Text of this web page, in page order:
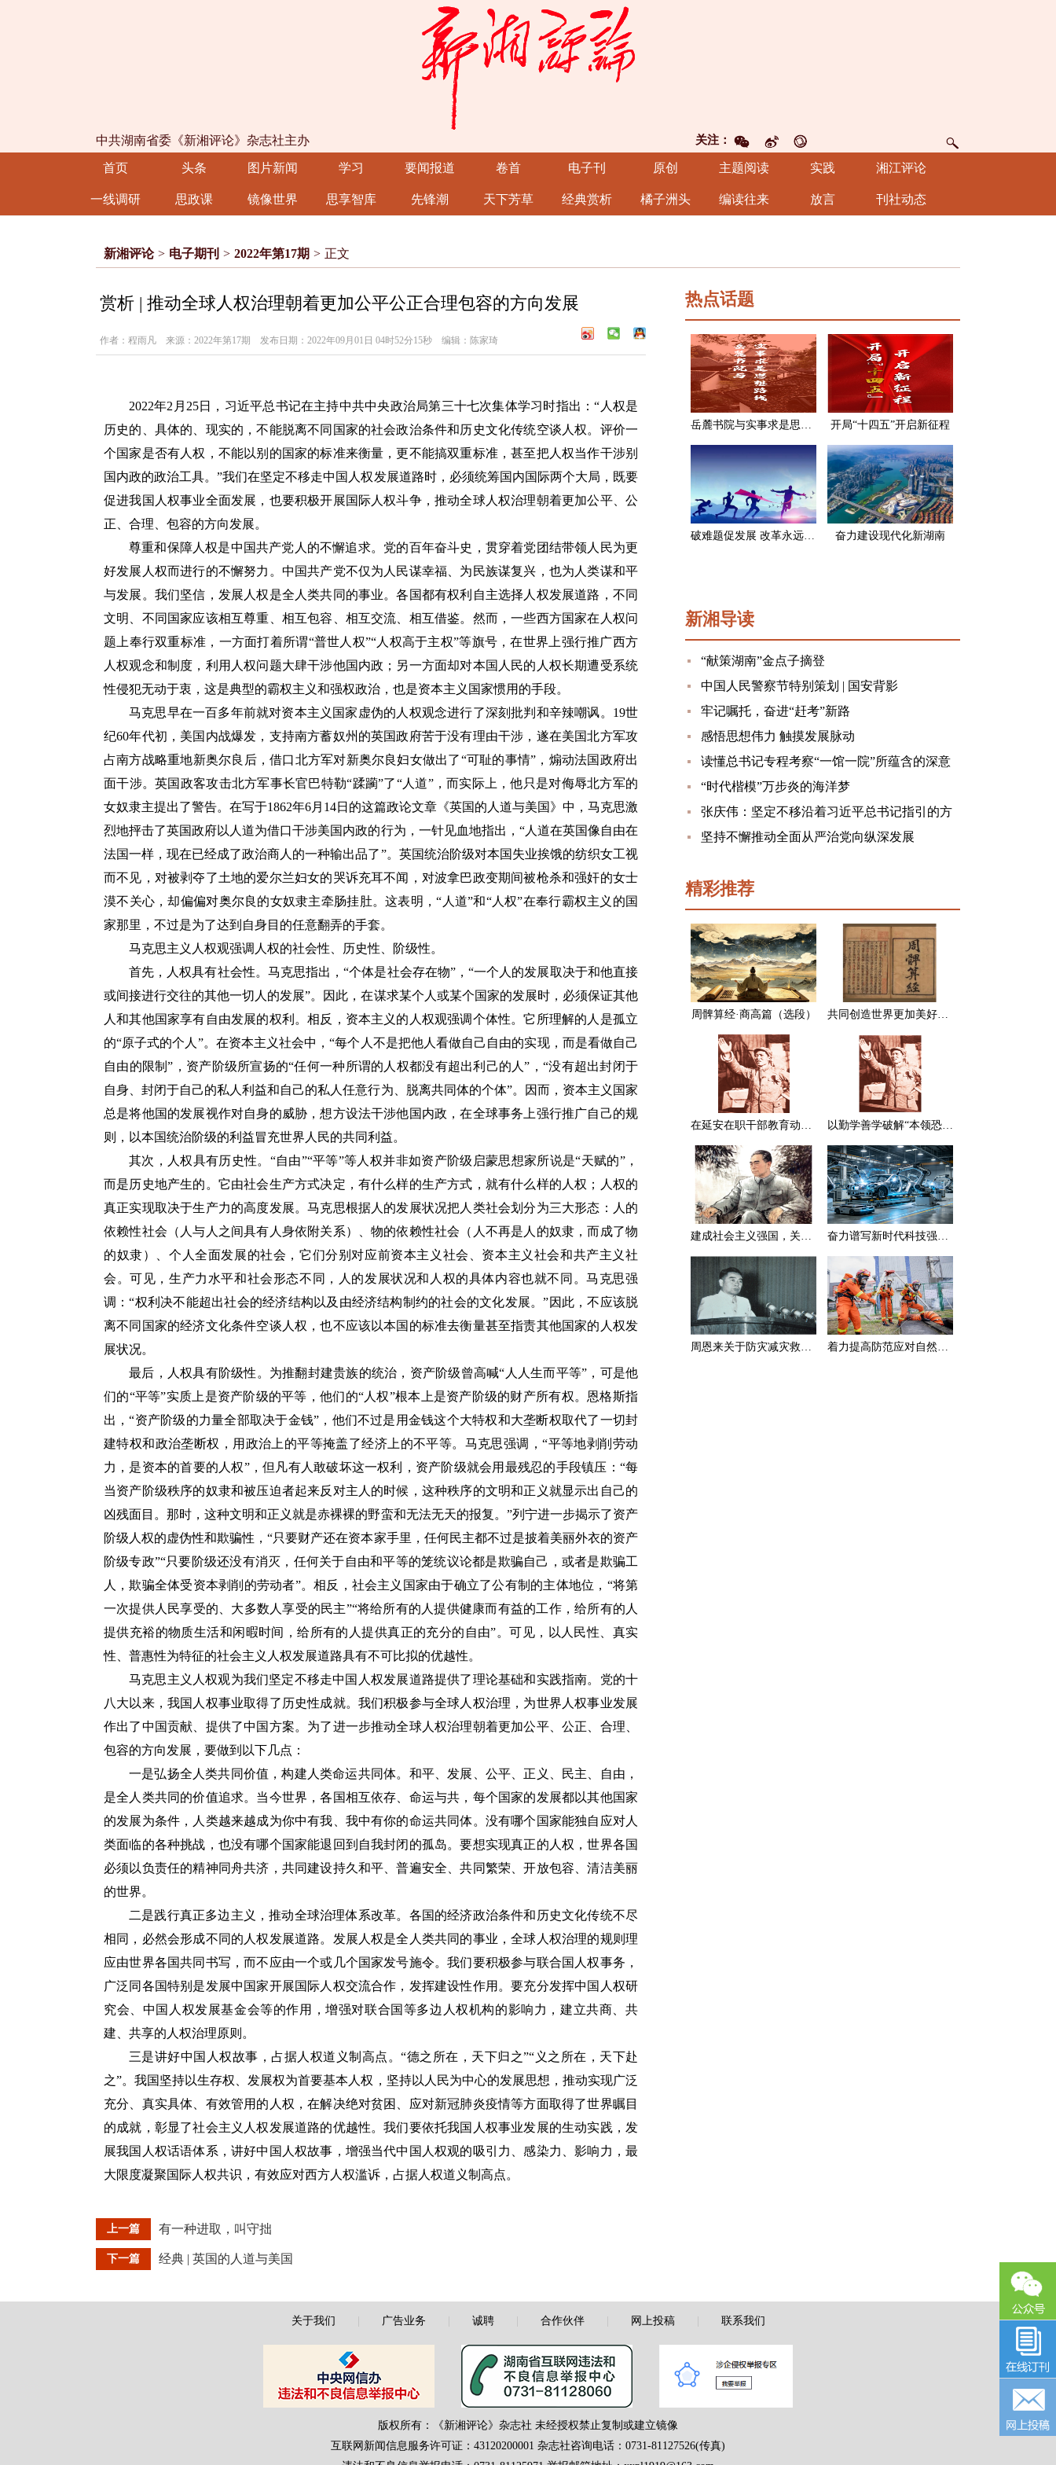
关注：
中共湖南省委《新湘评论》杂志社主办
首页 头条 图片新闻 学习 要闻报道 卷首 电子刊 原创 主题阅读 实践 湘江评论
一线调研 思政课 镜像世界 思享智库 先锋潮 天下芳草 经典赏析 橘子洲头 编读往来 放言 刊社动态
新湘评论 > 电子期刊 > 2022年第17期 > 正文
赏析 | 推动全球人权治理朝着更加公平公正合理包容的方向发展
作者：程雨凡 来源：2022年第17期 发布日期：2022年09月01日 04时52分15秒 编辑：陈家琦
2022年2月25日，习近平总书记在主持中共中央政治局第三十七次集体学习时指出：“人权是
历史的、具体的、现实的，不能脱离不同国家的社会政治条件和历史文化传统空谈人权。评价一
个国家是否有人权，不能以别的国家的标准来衡量，更不能搞双重标准，甚至把人权当作干涉别
国内政的政治工具。”我们在坚定不移走中国人权发展道路时，必须统筹国内国际两个大局，既要
促进我国人权事业全面发展，也要积极开展国际人权斗争，推动全球人权治理朝着更加公平、公
正、合理、包容的方向发展。
尊重和保障人权是中国共产党人的不懈追求。党的百年奋斗史，贯穿着党团结带领人民为更
好发展人权而进行的不懈努力。中国共产党不仅为人民谋幸福、为民族谋复兴，也为人类谋和平
与发展。我们坚信，发展人权是全人类共同的事业。各国都有权利自主选择人权发展道路，不同
文明、不同国家应该相互尊重、相互包容、相互交流、相互借鉴。然而，一些西方国家在人权问
题上奉行双重标准，一方面打着所谓“普世人权”“人权高于主权”等旗号，在世界上强行推广西方
人权观念和制度，利用人权问题大肆干涉他国内政；另一方面却对本国人民的人权长期遭受系统
性侵犯无动于衷，这是典型的霸权主义和强权政治，也是资本主义国家惯用的手段。
马克思早在一百多年前就对资本主义国家虚伪的人权观念进行了深刻批判和辛辣嘲讽。19世
纪60年代初，美国内战爆发，支持南方蓄奴州的英国政府苦于没有理由干涉，遂在美国北方军攻
占南方战略重地新奥尔良后，借口北方军对新奥尔良妇女做出了“可耻的事情”，煽动法国政府出
面干涉。英国政客攻击北方军事长官巴特勒“蹂躏”了“人道”，而实际上，他只是对侮辱北方军的
女奴隶主提出了警告。在写于1862年6月14日的这篇政论文章《英国的人道与美国》中，马克思激
烈地抨击了英国政府以人道为借口干涉美国内政的行为，一针见血地指出，“人道在英国像自由在
法国一样，现在已经成了政治商人的一种输出品了”。英国统治阶级对本国失业挨饿的纺织女工视
而不见，对被剥夺了土地的爱尔兰妇女的哭诉充耳不闻，对波拿巴政变期间被枪杀和强奸的女士
漠不关心，却偏偏对奥尔良的女奴隶主牵肠挂肚。这表明，“人道”和“人权”在奉行霸权主义的国
家那里，不过是为了达到自身目的任意翻弄的手套。
马克思主义人权观强调人权的社会性、历史性、阶级性。
首先，人权具有社会性。马克思指出，“个体是社会存在物”，“一个人的发展取决于和他直接
或间接进行交往的其他一切人的发展”。因此，在谋求某个人或某个国家的发展时，必须保证其他
人和其他国家享有自由发展的权利。相反，资本主义的人权观强调个体性。它所理解的人是孤立
的“原子式的个人”。在资本主义社会中，“每个人不是把他人看做自己自由的实现，而是看做自己
自由的限制”，资产阶级所宣扬的“任何一种所谓的人权都没有超出利己的人”，“没有超出封闭于
自身、封闭于自己的私人利益和自己的私人任意行为、脱离共同体的个体”。因而，资本主义国家
总是将他国的发展视作对自身的威胁，想方设法干涉他国内政，在全球事务上强行推广自己的规
则，以本国统治阶级的利益冒充世界人民的共同利益。
其次，人权具有历史性。“自由”“平等”等人权并非如资产阶级启蒙思想家所说是“天赋的”，
而是历史地产生的。它由社会生产方式决定，有什么样的生产方式，就有什么样的人权；人权的
真正实现取决于生产力的高度发展。马克思根据人的发展状况把人类社会划分为三大形态：人的
依赖性社会（人与人之间具有人身依附关系）、物的依赖性社会（人不再是人的奴隶，而成了物
的奴隶）、个人全面发展的社会，它们分别对应前资本主义社会、资本主义社会和共产主义社
会。可见，生产力水平和社会形态不同，人的发展状况和人权的具体内容也就不同。马克思强
调：“权利决不能超出社会的经济结构以及由经济结构制约的社会的文化发展。”因此，不应该脱
离不同国家的经济文化条件空谈人权，也不应该以本国的标准去衡量甚至指责其他国家的人权发
展状况。
最后，人权具有阶级性。为推翻封建贵族的统治，资产阶级曾高喊“人人生而平等”，可是他
们的“平等”实质上是资产阶级的平等，他们的“人权”根本上是资产阶级的财产所有权。恩格斯指
出，“资产阶级的力量全部取决于金钱”，他们不过是用金钱这个大特权和大垄断权取代了一切封
建特权和政治垄断权，用政治上的平等掩盖了经济上的不平等。马克思强调，“平等地剥削劳动
力，是资本的首要的人权”，但凡有人敢破坏这一权利，资产阶级就会用最残忍的手段镇压：“每
当资产阶级秩序的奴隶和被压迫者起来反对主人的时候，这种秩序的文明和正义就显示出自己的
凶残面目。那时，这种文明和正义就是赤裸裸的野蛮和无法无天的报复。”列宁进一步揭示了资产
阶级人权的虚伪性和欺骗性，“只要财产还在资本家手里，任何民主都不过是披着美丽外衣的资产
阶级专政”“只要阶级还没有消灭，任何关于自由和平等的笼统议论都是欺骗自己，或者是欺骗工
人，欺骗全体受资本剥削的劳动者”。相反，社会主义国家由于确立了公有制的主体地位，“将第
一次提供人民享受的、大多数人享受的民主”“将给所有的人提供健康而有益的工作，给所有的人
提供充裕的物质生活和闲暇时间，给所有的人提供真正的充分的自由”。可见，以人民性、真实
性、普惠性为特征的社会主义人权发展道路具有不可比拟的优越性。
马克思主义人权观为我们坚定不移走中国人权发展道路提供了理论基础和实践指南。党的十
八大以来，我国人权事业取得了历史性成就。我们积极参与全球人权治理，为世界人权事业发展
作出了中国贡献、提供了中国方案。为了进一步推动全球人权治理朝着更加公平、公正、合理、
包容的方向发展，要做到以下几点：
一是弘扬全人类共同价值，构建人类命运共同体。和平、发展、公平、正义、民主、自由，
是全人类共同的价值追求。当今世界，各国相互依存、命运与共，每个国家的发展都以其他国家
的发展为条件，人类越来越成为你中有我、我中有你的命运共同体。没有哪个国家能独自应对人
类面临的各种挑战，也没有哪个国家能退回到自我封闭的孤岛。要想实现真正的人权，世界各国
必须以负责任的精神同舟共济，共同建设持久和平、普遍安全、共同繁荣、开放包容、清洁美丽
的世界。
二是践行真正多边主义，推动全球治理体系改革。各国的经济政治条件和历史文化传统不尽
相同，必然会形成不同的人权发展道路。发展人权是全人类共同的事业，全球人权治理的规则理
应由世界各国共同书写，而不应由一个或几个国家发号施令。我们要积极参与联合国人权事务，
广泛同各国特别是发展中国家开展国际人权交流合作，发挥建设性作用。要充分发挥中国人权研
究会、中国人权发展基金会等的作用，增强对联合国等多边人权机构的影响力，建立共商、共
建、共享的人权治理原则。
三是讲好中国人权故事，占据人权道义制高点。“德之所在，天下归之”“义之所在，天下赴
之”。我国坚持以生存权、发展权为首要基本人权，坚持以人民为中心的发展思想，推动实现广泛
充分、真实具体、有效管用的人权，在解决绝对贫困、应对新冠肺炎疫情等方面取得了世界瞩目
的成就，彰显了社会主义人权发展道路的优越性。我们要依托我国人权事业发展的生动实践，发
展我国人权话语体系，讲好中国人权故事，增强当代中国人权观的吸引力、感染力、影响力，最
大限度凝聚国际人权共识，有效应对西方人权滥诉，占据人权道义制高点。
上一篇 有一种进取，叫守拙
下一篇 经典 | 英国的人道与美国
热点话题
岳麓书院与实事求是思想路线 开局“十四五”开启新征程
破难题促发展 改革永远在路上 奋力建设现代化新湖南
新湘导读
“献策湖南”金点子摘登
中国人民警察节特别策划 | 国安背影
牢记嘱托，奋进“赶考”新路
感悟思想伟力 触摸发展脉动
读懂总书记专程考察“一馆一院”所蕴含的深意
“时代楷模”万步炎的海洋梦
张庆伟：坚定不移沿着习近平总书记指引的方
向前进 凝心聚力奋进新征程建功新时代谱写新
坚持不懈推动全面从严治党向纵深发展
精彩推荐
周髀算经·商高篇（选段） 共同创造世界更加美好的未来
在延安在职干部教育动员大会上的讲话（节选） 以勤学善学破解“本领恐慌”
建成社会主义强国，关键在于实现科学技术现代化 奋力谱写新时代科技强国新篇章
周恩来关于防灾减灾救灾的一组论述 着力提高防范应对自然灾害能力
关于我们 广告业务 诚聘| 合作伙伴| 网上投稿| 联系我们
版权所有：《新湘评论》杂志社 未经授权禁止复制或建立镜像
互联网新闻信息服务许可证：43120200001 杂志社咨询电话：0731-81127526(传真)